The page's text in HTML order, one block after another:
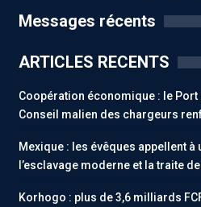
Messages récents
ARTICLES RECENTS
Coopération économique : le Port
Conseil malien des chargeurs
Mexique : les évêques appellent
l’esclavage moderne et la traite
Korhogo : plus de 3,6 milliards